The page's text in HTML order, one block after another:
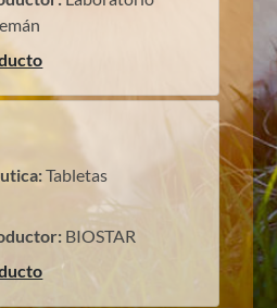
Tabletas
BIOSTAR